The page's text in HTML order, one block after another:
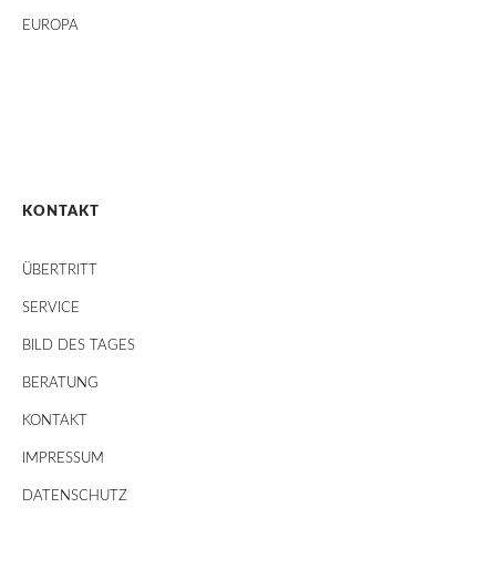
EUROPA
KONTAKT
ÜBERTRITT
SERVICE
BILD DES TAGES
BERATUNG
KONTAKT
IMPRESSUM
DATENSCHUTZ